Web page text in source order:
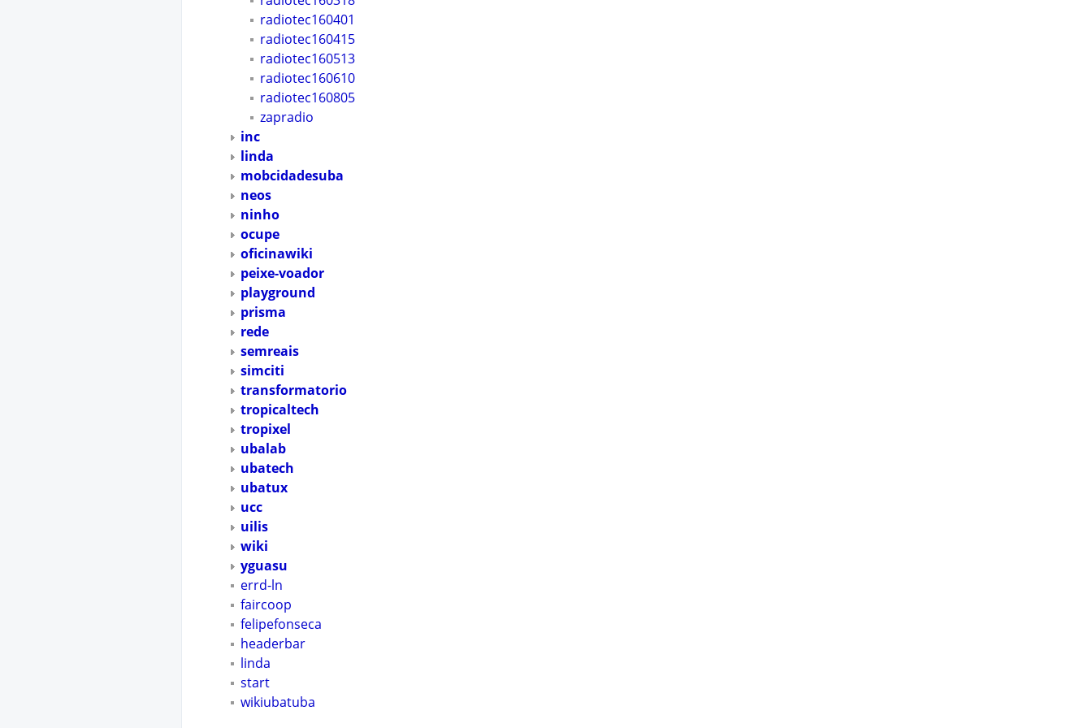
radiotec160401
radiotec160415
radiotec160513
radiotec160610
radiotec160805
zapradio
inc
linda
mobcidadesuba
neos
ninho
ocupe
oficinawiki
peixe-voador
playground
prisma
rede
semreais
simciti
transformatorio
tropicaltech
tropixel
ubalab
ubatech
ubatux
ucc
uilis
wiki
yguasu
errd-ln
faircoop
felipefonseca
headerbar
linda
start
wikiubatuba